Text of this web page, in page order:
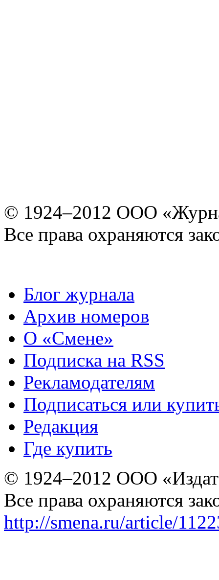
© 1924–2012 ООО
Все права охраняются
Блог журнала
Архив номеров
О «Смене»
Подписка на RSS
Рекламодателям
Подписаться или
Редакция
Где купить
© 1924–2012 ООО
Все права охраняются
http://smena.ru/article/